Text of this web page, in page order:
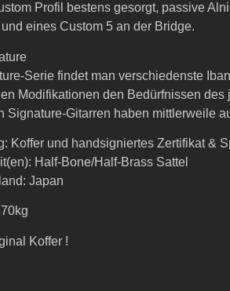
Profil bestens gesorgt, passive
und eines Custom 5 an der Bridge.
Serie findet man verschiedenste
Modifikationen den Bedürfnissen
Signature-Gitarren haben mittlerweile
Koffer und handsigniertes Zertifikat &
Half-Bone/Half-Brass Sattel
Japan
Koffer !